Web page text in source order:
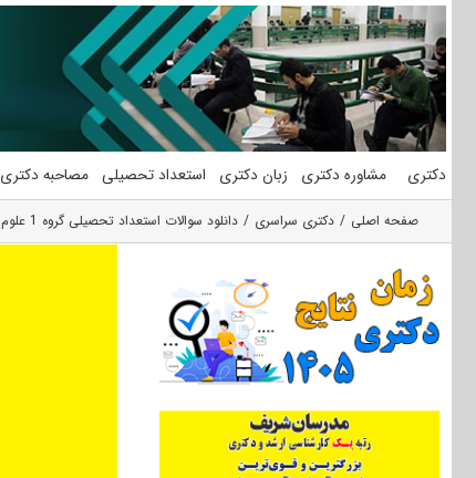
محتوا
دکتری مشاوره دکتری زبان دکتری استعداد تحصیلی مصاحبه دکتری
صفحه اصلی دکتری سراسری دانلود سوالات استعداد تحصیلی گروه 1 علوم پایه